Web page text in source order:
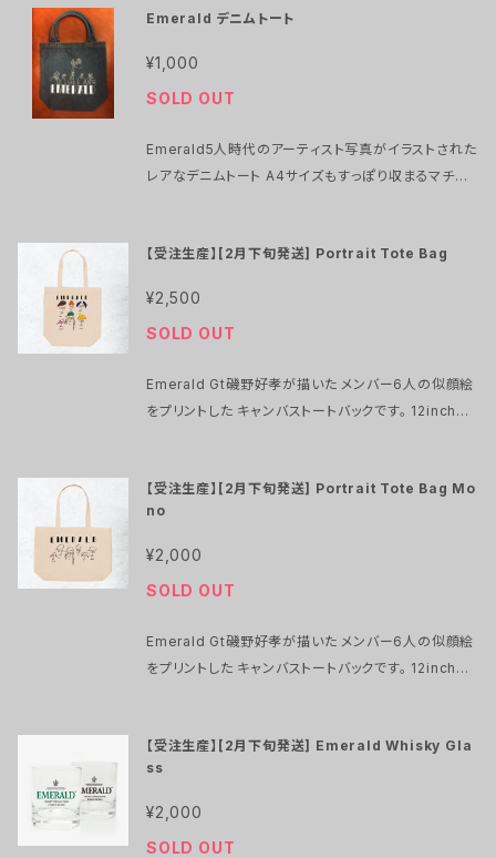
Emerald デニムトート
¥1,000
SOLD OUT
Emerald5人時代のアーティスト写真がイラストされた
レアなデニムトート A4サイズもすっぽり収まるマチ付
持ちでも肩掛けでも使えるハンドル部分は芯の入った
りなのでサブバッグとしてもメインのバッグとしてお使
いいただきやすいアイテム。
【受注生産】[2月下旬発送] Portrait Tote Bag
¥2,500
SOLD OUT
Emerald Gt磯野好孝が描いた メンバー6人の似顔絵
をプリントした キャンバストートバックです。 12inchレ
約 10L 受注生産品のため、商品発送までお時間をいた
だきます。 お急ぎの場合はご注文をお控えください。
【受注生産】[2月下旬発送] Portrait Tote Bag Mo
no
¥2,000
SOLD OUT
Emerald Gt磯野好孝が描いた メンバー6人の似顔絵
をプリントした キャンバストートバックです。 12inchレ
10L 受注生産品のため、商品発送までお時間をいただ
きます。 お急ぎの場合はご注文をお控えください。 注
【受注生産】[2月下旬発送] Emerald Whisky Gla
ss
¥2,000
SOLD OUT